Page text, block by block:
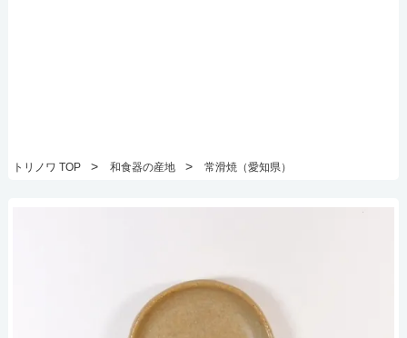
トリノワ TOP > 和食器の産地 > 常滑焼（愛知県）